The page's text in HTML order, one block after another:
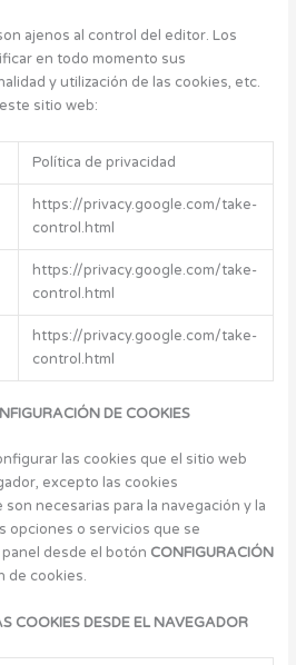
ajenos al control del editor. Los
en todo momento sus
y utilización de las cookies, etc.
sitio web:
Política de privacidad
https://privacy.google.com/take-
control.html
https://privacy.google.com/take-
control.html
https://privacy.google.com/take-
control.html
DE COOKIES
las cookies que el sitio web
excepto las cookies
necesarias para la navegación y la
opciones o servicios que se
desde el botón CONFIGURACIÓN
de cookies.
COOKIES DESDE EL NAVEGADOR